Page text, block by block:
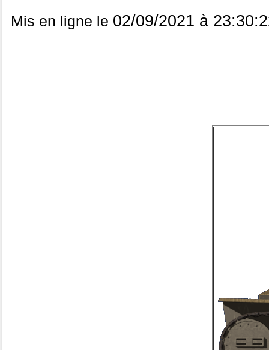
Mis en ligne le 02/09/2021 à